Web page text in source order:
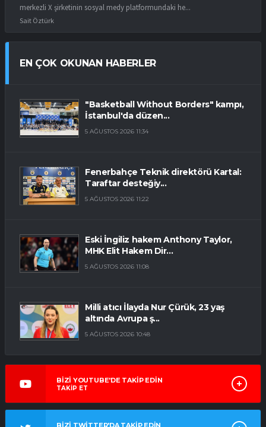
merkezli X şirketinin sosyal medy platformundaki he...
Sait Öztürk
EN ÇOK OKUNAN HABERLER
"Basketball Without Borders" kampı,
İstanbul'da düzen...
5 AĞUSTOS 2026 11:34
Fenerbahçe Teknik direktörü Kartal:
Taraftar desteğiy...
5 AĞUSTOS 2026 11:22
Eski İngiliz hakem Anthony Taylor,
MHK Elit Hakem Dir...
5 AĞUSTOS 2026 11:08
Milli atıcı İlayda Nur Çürük, 23 yaş
altında Avrupa ş...
5 AĞUSTOS 2026 10:48
BİZİ YOUTUBE'DE TAKİP EDİN
TAKİP ET